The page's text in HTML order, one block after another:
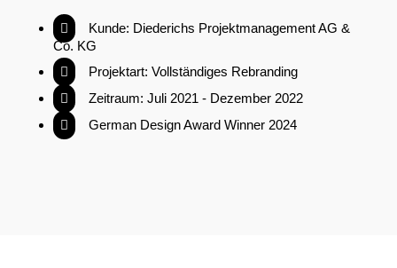

Kunde: Diederichs Projektmanagement AG &
Co. KG
 Projektart: Vollständiges Rebranding
 Zeitraum: Juli 2021 - Dezember 2022
 German Design Award Winner 2024